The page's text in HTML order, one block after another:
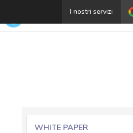
I nostri servizi
LockTheSystem, il nuovo
WHITE PAPER